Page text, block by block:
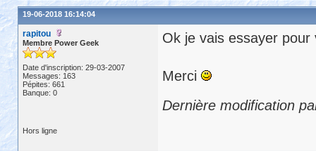
19-06-2018 16:14:04
rapitou
Membre Power Geek
Date d'inscription: 29-03-2007
Messages: 163
Pépites: 661
Banque: 0
Ok je vais essayer
Merci
Dernière modification
Hors ligne